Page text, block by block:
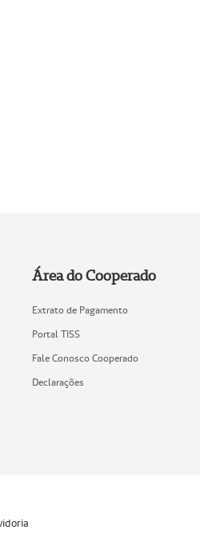
Área do Cooperado
Extrato de Pagamento
Portal TISS
Fale Conosco Cooperado
Declarações